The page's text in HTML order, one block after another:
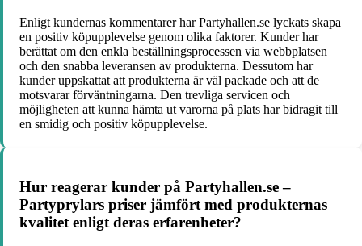
Enligt kundernas kommentarer har Partyhallen.se lyckats skapa
en positiv köpupplevelse genom olika faktorer. Kunder har
berättat om den enkla beställningsprocessen via webbplatsen
och den snabba leveransen av produkterna. Dessutom har
kunder uppskattat att produkterna är väl packade och att de
motsvarar förväntningarna. Den trevliga servicen och
möjligheten att kunna hämta ut varorna på plats har bidragit till
en smidig och positiv köpupplevelse.
Hur reagerar kunder på Partyhallen.se –
Partyprylars priser jämfört med produkternas
kvalitet enligt deras erfarenheter?